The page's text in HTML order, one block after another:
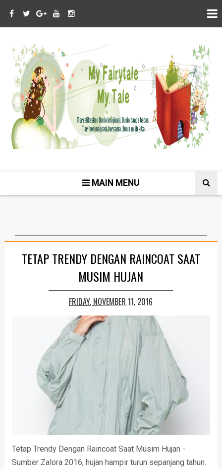
MAIN MENU
TETAP TRENDY DENGAN RAINCOAT SAAT
MUSIM HUJAN
FRIDAY, NOVEMBER 11, 2016
Tetap Trendy Dengan Raincoat Saat Musim Hujan -
Sumber Zalora 2016, hujan hampir turun sepanjang tahun.